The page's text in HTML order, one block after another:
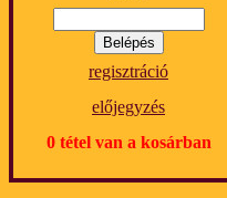
regisztráció
előjegyzés
0 tétel van a kosárban